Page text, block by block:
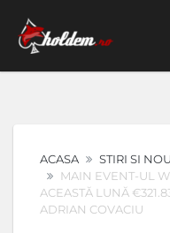
ACASA STIRI SI
MAIN EVENT-UL
ACEASTĂ LUNĂ
ADRIAN COVACIU